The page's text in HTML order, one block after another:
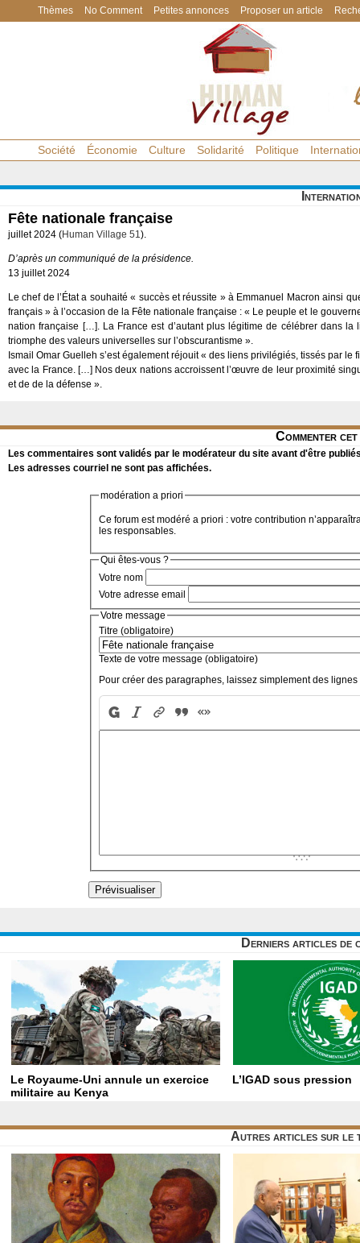
Thèmes No Comment Petites annonces Proposer un article
Société Économie Culture Solidarité Politique
Fête nationale française
juillet 2024 (Human Village 51).
D’après un communiqué de la présidence.
13 juillet 2024
Le chef de l’État a souhaité « succès et réussite » à Emmanuel Macron ainsi
français » à l’occasion de la Fête nationale française : « Le peuple et le
nation française […]. La France est d’autant plus légitime de célébrer dans
triomphe des valeurs universelles sur l’obscurantisme ».
Ismail Omar Guelleh s’est également réjouit « des liens privilégiés, tissés par
avec la France. […] Nos deux nations accroissent l’œuvre de leur proximité
et de de la défense ».
Commenter
Les commentaires sont validés par le modérateur du site avant d'être
Les adresses courriel ne sont pas affichées.
modération a priori
Ce forum est modéré a priori : votre contribution
les responsables.
Qui êtes-vous ?
Votre nom
Votre adresse email
Votre message
Titre (obligatoire)
Texte de votre message (obligatoire)
Pour créer des paragraphes, laissez simplement des lignes
Derniers articles de
Le Royaume-Uni annule un exercice
militaire au Kenya
L’IGAD sous pression
Autres articles sur le